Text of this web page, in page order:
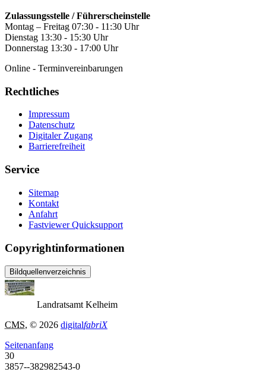
Zulassungsstelle / Führerscheinstelle
Montag – Freitag 07:30 - 11:30 Uhr
Dienstag 13:30 - 15:30 Uhr
Donnerstag 13:30 - 17:00 Uhr
Online - Terminvereinbarungen
Rechtliches
Impressum
Datenschutz
Digitaler Zugang
Barrierefreiheit
Service
Sitemap
Kontakt
Anfahrt
Fastviewer Quicksupport
Copyrightinformationen
Bildquellenverzeichnis
Landratsamt Kelheim
CMS, © 2026 digitalfabriX
Seitenanfang
30
3857--382982543-0